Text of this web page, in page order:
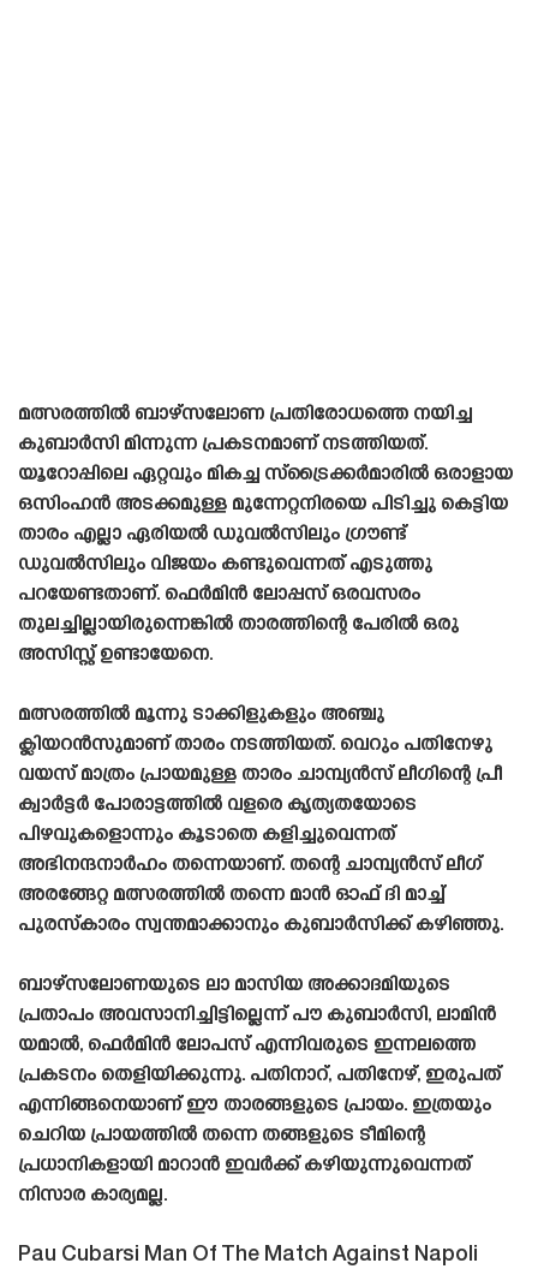
മത്സരത്തിൽ ബാഴ്‌സലോണ പ്രതിരോധത്തെ നയിച്ച
കുബാർസി മിന്നുന്ന പ്രകടനമാണ് നടത്തിയത്.
യൂറോപ്പിലെ ഏറ്റവും മികച്ച സ്‌ട്രൈക്കർമാരിൽ ഒരാളായ
ഒസിംഹൻ അടക്കമുള്ള മുന്നേറ്റനിരയെ പിടിച്ചു കെട്ടിയ
താരം എല്ലാ ഏരിയൽ ഡുവൽസിലും ഗ്രൗണ്ട്
ഡുവൽസിലും വിജയം കണ്ടുവെന്നത് എടുത്തു
പറയേണ്ടതാണ്. ഫെർമിൻ ലോപ്പസ് ഒരവസരം
തുലച്ചില്ലായിരുന്നെങ്കിൽ താരത്തിന്റെ പേരിൽ ഒരു
അസിസ്റ്റ് ഉണ്ടായേനെ.
മത്സരത്തിൽ മൂന്നു ടാക്കിളുകളും അഞ്ചു
ക്ലിയറൻസുമാണ് താരം നടത്തിയത്. വെറും പതിനേഴു
വയസ് മാത്രം പ്രായമുള്ള താരം ചാമ്പ്യൻസ് ലീഗിന്റെ പ്രീ
ക്വാർട്ടർ പോരാട്ടത്തിൽ വളരെ കൃത്യതയോടെ
പിഴവുകളൊന്നും കൂടാതെ കളിച്ചുവെന്നത്
അഭിനന്ദനാർഹം തന്നെയാണ്. തന്റെ ചാമ്പ്യൻസ് ലീഗ്
അരങ്ങേറ്റ മത്സരത്തിൽ തന്നെ മാൻ ഓഫ് ദി മാച്ച്
പുരസ്‌കാരം സ്വന്തമാക്കാനും കുബാർസിക്ക് കഴിഞ്ഞു.
ബാഴ്‌സലോണയുടെ ലാ മാസിയ അക്കാദമിയുടെ
പ്രതാപം അവസാനിച്ചിട്ടില്ലെന്ന് പൗ കുബാർസി, ലാമിൻ
യമാൽ, ഫെർമിൻ ലോപസ് എന്നിവരുടെ ഇന്നലത്തെ
പ്രകടനം തെളിയിക്കുന്നു. പതിനാറ്, പതിനേഴ്, ഇരുപത്
എന്നിങ്ങനെയാണ് ഈ താരങ്ങളുടെ പ്രായം. ഇത്രയും
ചെറിയ പ്രായത്തിൽ തന്നെ തങ്ങളുടെ ടീമിന്റെ
പ്രധാനികളായി മാറാൻ ഇവർക്ക് കഴിയുന്നുവെന്നത്
നിസാര കാര്യമല്ല.
Pau Cubarsi Man Of The Match Against Napoli